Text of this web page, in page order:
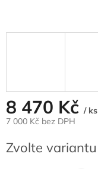
8 470 Kč / ks
7 000 Kč bez DPH
cena:
Zvolte variantu